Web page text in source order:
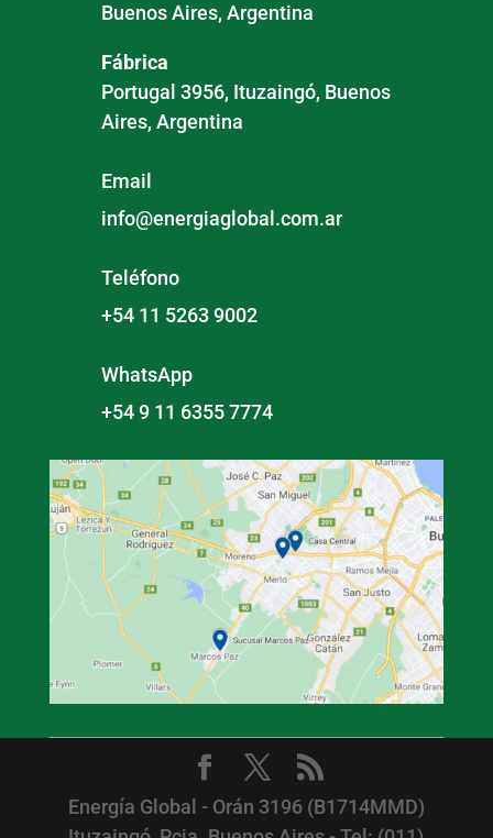
Buenos Aires, Argentina
Fábrica
Portugal 3956, Ituzaingó, Buenos
Aires, Argentina
Email
info@energiaglobal.com.ar
Teléfono
+54 11 5263 9002
WhatsApp
+54 9 11 6355 7774
Energía Global - Orán 3196 (B1714MMD)